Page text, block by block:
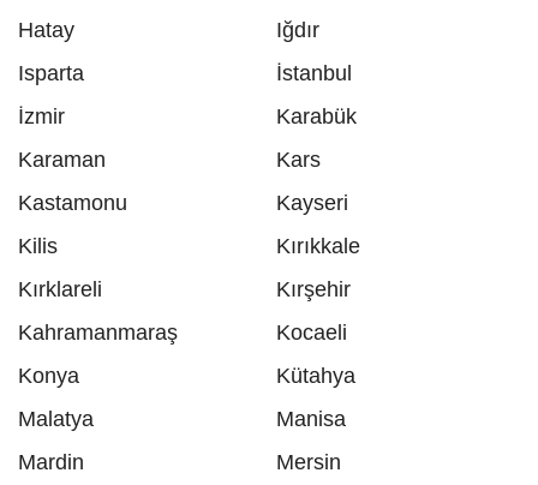
Hatay
Iğdır
Isparta
İstanbul
İzmir
Karabük
Karaman
Kars
Kastamonu
Kayseri
Kilis
Kırıkkale
Kırklareli
Kırşehir
Kahramanmaraş
Kocaeli
Konya
Kütahya
Malatya
Manisa
Mardin
Mersin